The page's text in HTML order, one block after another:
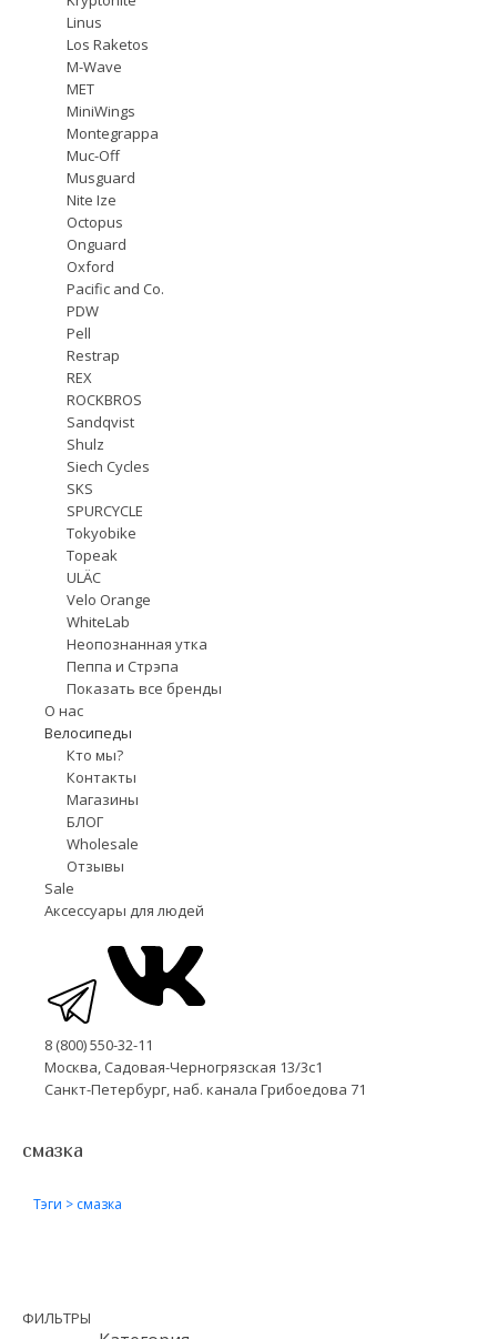
Linus
Los Raketos
M-Wave
MET
MiniWings
Montegrappa
Muc-Off
Musguard
Nite Ize
Octopus
Onguard
Oxford
Pacific and Co.
PDW
Pell
Restrap
REX
ROCKBROS
Sandqvist
Shulz
Siech Cycles
SKS
SPURCYCLE
Tokyobike
Topeak
ULÄC
Velo Orange
WhiteLab
Неопознанная утка
Пеппа и Стрэпа
Показать все бренды
О нас
Велосипеды
Кто мы?
Контакты
Магазины
БЛОГ
Wholesale
Отзывы
Sale
Аксессуары для людей
8 (800) 550-32-11
Москва, Садовая-Черногрязская 13/3с1
Санкт-Петербург, наб. канала Грибоедова 71
смазка
Тэги > смазка
ФИЛЬТРЫ